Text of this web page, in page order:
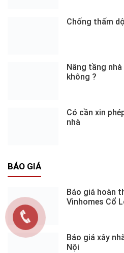
Chống thấm
Nâng tầng
không ?
Có cần xin
nhà
BÁO GIÁ
Báo giá hoàn
Vinhomes Cổ
Báo giá xây
Nội